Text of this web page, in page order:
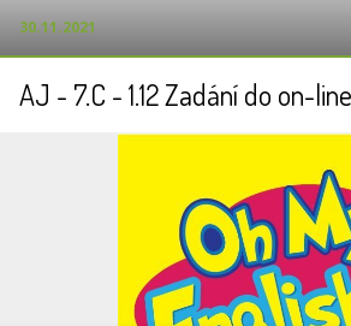
30.11.2021
AJ - 7.C - 1.12 Zadání do on-